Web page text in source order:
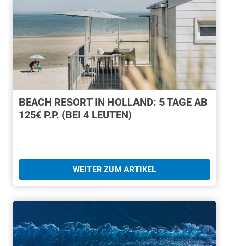
BEACH RESORT IN HOLLAND: 5 TAGE AB
125€ P.P. (BEI 4 LEUTEN)
WEITER ZUM ARTIKEL